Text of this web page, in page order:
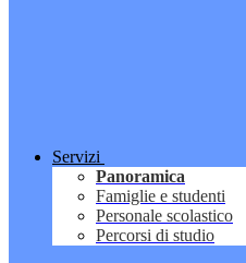
Servizi
Panoramica
Famiglie e studenti
Personale scolastico
Percorsi di studio